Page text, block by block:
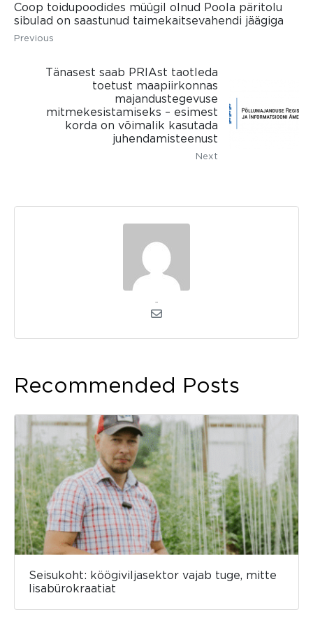
Coop toidupoodides müügil olnud Poola päritolu
sibulad on saastunud taimekaitsevahendi jäägiga
Previous
Tänasest saab PRIAst taotleda
toetust maapiirkonnas
majandustegevuse
mitmekesistamiseks – esimest
korda on võimalik kasutada
juhendamisteenust
Next
Recommended Posts
Seisukoht: köögiviljasektor vajab tuge, mitte
lisabürokraatiat